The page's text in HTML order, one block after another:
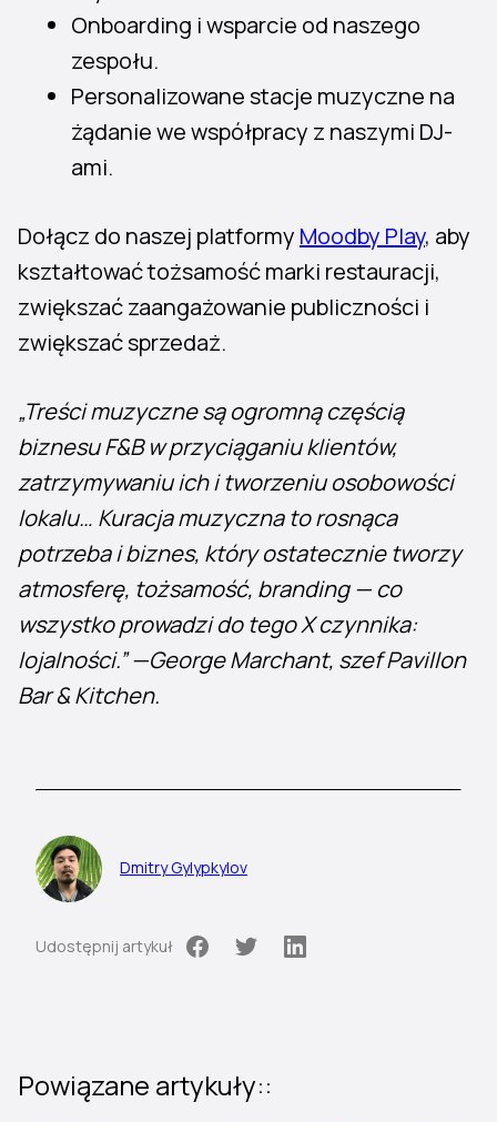
Onboarding i wsparcie od naszego
zespołu.
Personalizowane stacje muzyczne na
żądanie we współpracy z naszymi DJ-
ami.
Dołącz do naszej platformy Moodby Play, aby
kształtować tożsamość marki restauracji,
zwiększać zaangażowanie publiczności i
zwiększać sprzedaż.
„Treści muzyczne są ogromną częścią
biznesu F&B w przyciąganiu klientów,
zatrzymywaniu ich i tworzeniu osobowości
lokalu… Kuracja muzyczna to rosnąca
potrzeba i biznes, który ostatecznie tworzy
atmosferę, tożsamość, branding — co
wszystko prowadzi do tego X czynnika:
lojalności.” —George Marchant, szef Pavillon
Bar & Kitchen.
Dmitry Gylypkylov
Udostępnij artykuł
Powiązane artykuły::